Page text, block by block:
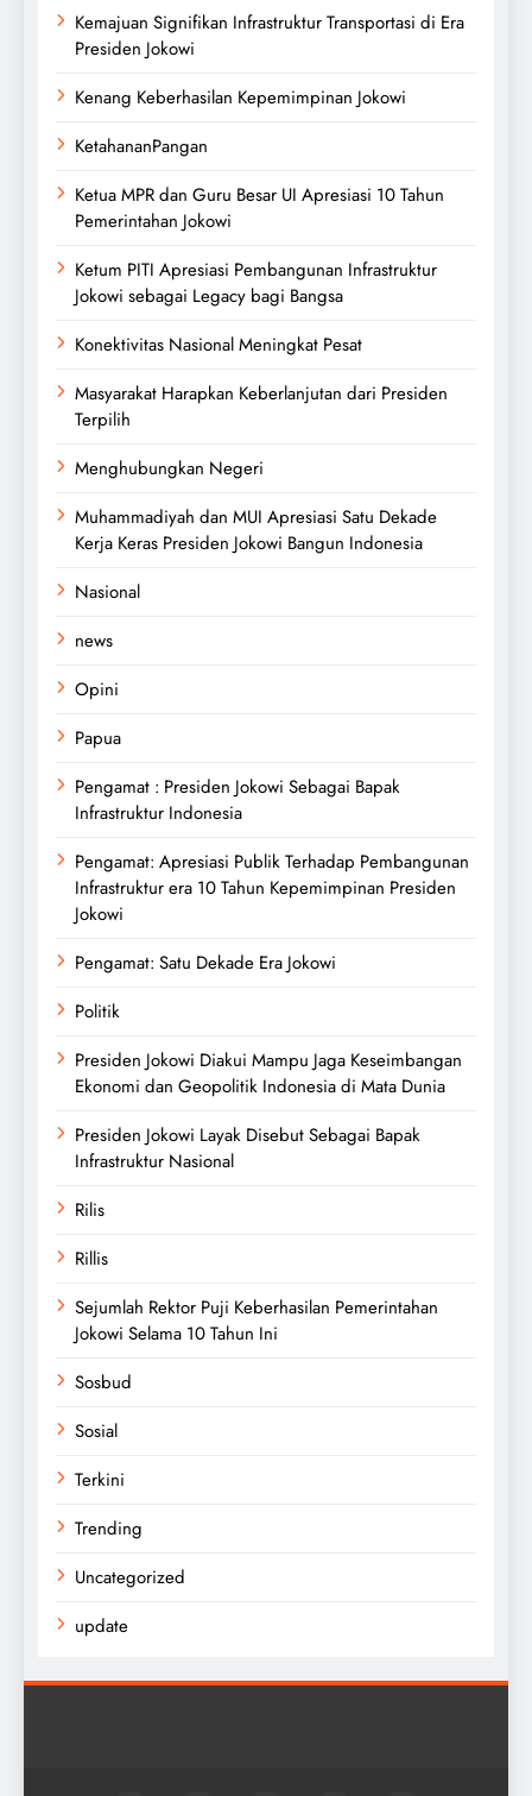
Kemajuan Signifikan Infrastruktur Transportasi di Era
Presiden Jokowi
Kenang Keberhasilan Kepemimpinan Jokowi
KetahananPangan
Ketua MPR dan Guru Besar UI Apresiasi 10 Tahun
Pemerintahan Jokowi
Ketum PITI Apresiasi Pembangunan Infrastruktur
Jokowi sebagai Legacy bagi Bangsa
Konektivitas Nasional Meningkat Pesat
Masyarakat Harapkan Keberlanjutan dari Presiden
Terpilih
Menghubungkan Negeri
Muhammadiyah dan MUI Apresiasi Satu Dekade
Kerja Keras Presiden Jokowi Bangun Indonesia
Nasional
news
Opini
Papua
Pengamat : Presiden Jokowi Sebagai Bapak
Infrastruktur Indonesia
Pengamat: Apresiasi Publik Terhadap Pembangunan
Infrastruktur era 10 Tahun Kepemimpinan Presiden
Jokowi
Pengamat: Satu Dekade Era Jokowi
Politik
Presiden Jokowi Diakui Mampu Jaga Keseimbangan
Ekonomi dan Geopolitik Indonesia di Mata Dunia
Presiden Jokowi Layak Disebut Sebagai Bapak
Infrastruktur Nasional
Rilis
Rillis
Sejumlah Rektor Puji Keberhasilan Pemerintahan
Jokowi Selama 10 Tahun Ini
Sosbud
Sosial
Terkini
Trending
Uncategorized
update